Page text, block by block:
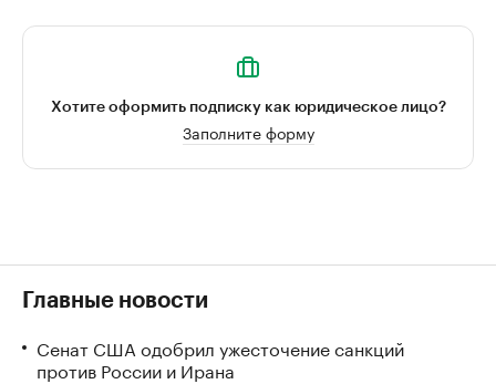
Хотите оформить подписку как юридическое лицо?
Заполните форму
Главные новости
Сенат США одобрил ужесточение санкций
против России и Ирана